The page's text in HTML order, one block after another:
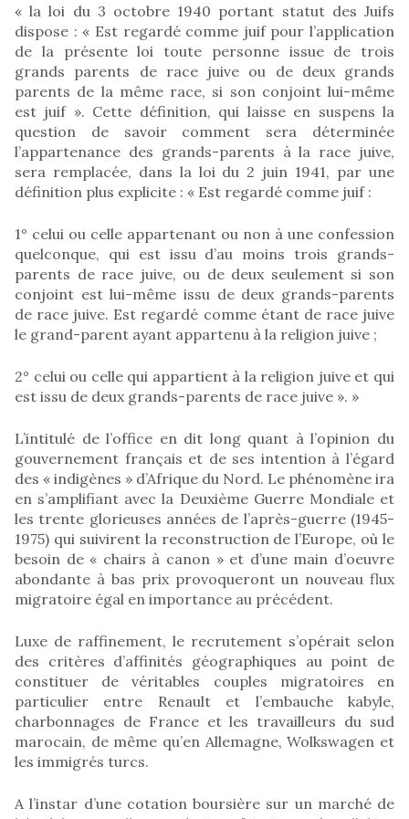
« la loi du 3 octobre 1940 portant statut des Juifs
dispose : « Est regardé comme juif pour l’application
de la présente loi toute personne issue de trois
grands parents de race juive ou de deux grands
parents de la même race, si son conjoint lui-même
est juif ». Cette définition, qui laisse en suspens la
question de savoir comment sera déterminée
l’appartenance des grands-parents à la race juive,
sera remplacée, dans la loi du 2 juin 1941, par une
définition plus explicite : « Est regardé comme juif :
1° celui ou celle appartenant ou non à une confession
quelconque, qui est issu d’au moins trois grands-
parents de race juive, ou de deux seulement si son
conjoint est lui-même issu de deux grands-parents
de race juive. Est regardé comme étant de race juive
le grand-parent ayant appartenu à la religion juive ;
2° celui ou celle qui appartient à la religion juive et qui
est issu de deux grands-parents de race juive ». »
L’intitulé de l’office en dit long quant à l’opinion du
gouvernement français et de ses intention à l’égard
des « indigènes » d’Afrique du Nord. Le phénomène ira
en s’amplifiant avec la Deuxième Guerre Mondiale et
les trente glorieuses années de l’après-guerre (1945-
1975) qui suivirent la reconstruction de l’Europe, où le
besoin de « chairs à canon » et d’une main d’oeuvre
abondante à bas prix provoqueront un nouveau flux
migratoire égal en importance au précédent.
Luxe de raffinement, le recrutement s’opérait selon
des critères d’affinités géographiques au point de
constituer de véritables couples migratoires en
particulier entre Renault et l’embauche kabyle,
charbonnages de France et les travailleurs du sud
marocain, de même qu’en Allemagne, Wolkswagen et
les immigrés turcs.
A l’instar d’une cotation boursière sur un marché de